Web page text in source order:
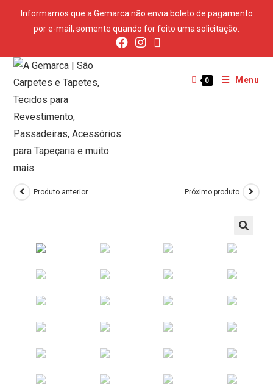
Informamos que a Gemarca não envia boleto de pagamento
por e-mail, somente quando for feito uma solicitação.
0 Menu
Produto anterior Próximo produto